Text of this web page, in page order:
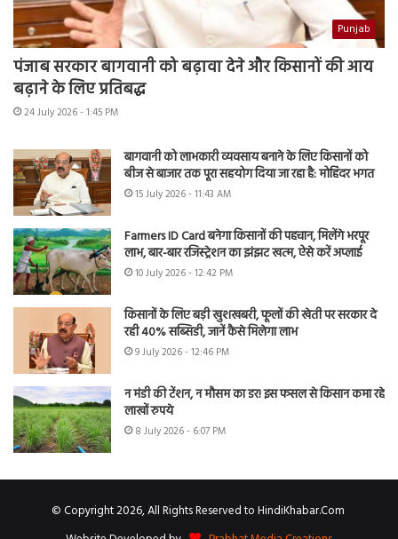
Punjab
पंजाब सरकार बागवानी को बढ़ावा देने और किसानों की आय
बढ़ाने के लिए प्रतिबद्ध
24 July 2026 - 1:45 PM
बागवानी को लाभकारी व्यवसाय बनाने के लिए किसानों को
बीज से बाजार तक पूरा सहयोग दिया जा रहा है: मोहिंदर भगत
15 July 2026 - 11:43 AM
Farmers ID Card बनेगा किसानों की पहचान, मिलेंगे भरपूर
लाभ, बार-बार रजिस्ट्रेशन का झंझट खत्म, ऐसे करें अप्लाई
10 July 2026 - 12:42 PM
किसानों के लिए बड़ी खुशखबरी, फूलों की खेती पर सरकार दे
रही 40% सब्सिडी, जानें कैसे मिलेगा लाभ
9 July 2026 - 12:46 PM
न मंडी की टेंशन, न मौसम का डर! इस फसल से किसान कमा रहे
लाखों रुपये
8 July 2026 - 6:07 PM
© Copyright 2026, All Rights Reserved to HindiKhabar.Com